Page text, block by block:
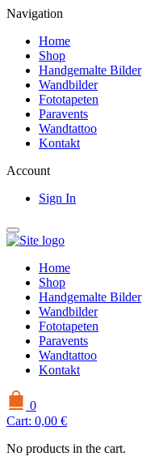
Navigation
Home
Shop
Handgemalte Bilder
Wandbilder
Fototapeten
Paravents
Wandtattoo
Kontakt
Account
Sign In
Home
Shop
Handgemalte Bilder
Wandbilder
Fototapeten
Paravents
Wandtattoo
Kontakt
0
Cart: 0,00 €
No products in the cart.